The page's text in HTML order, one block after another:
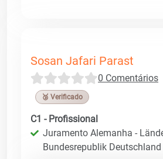
Sosan Jafari Parast
0 Comentários
🥉 Verificado
C1 - Profissional
Juramento Alemanha -
Bundesrepublik Deutschland